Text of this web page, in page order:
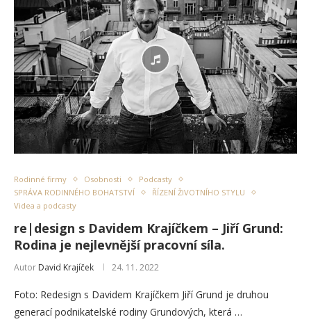
Rodinné firmy Osobnosti
Podcasty
SPRÁVA RODINNÉHO BOHATSTVÍ
ŘÍZENÍ ŽIVOTNÍHO STYLU
Videa a podcasty
re|design s Davidem Krajíčkem – Jiří Grund:
Rodina je nejlevnější pracovní síla.
Autor David Krajíček 24. 11. 2022
Foto: Redesign s Davidem Krajíčkem Jiří Grund je druhou
generací podnikatelské rodiny Grundových, která …